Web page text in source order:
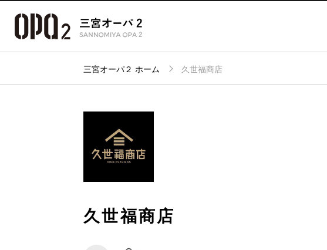
パーキング
三宮オーパ２ ホーム 久世福商店
久世福商店